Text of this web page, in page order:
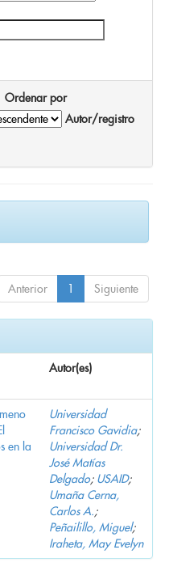
Ordenar por
Autor/registro
Anterior 1 Siguiente
Autor(es)
en la
Universidad
Francisco Gavidia;
Universidad Dr.
José Matías
Delgado; USAID;
Umaña Cerna,
Carlos A.;
Peñailillo, Miguel;
Iraheta, May Evelyn